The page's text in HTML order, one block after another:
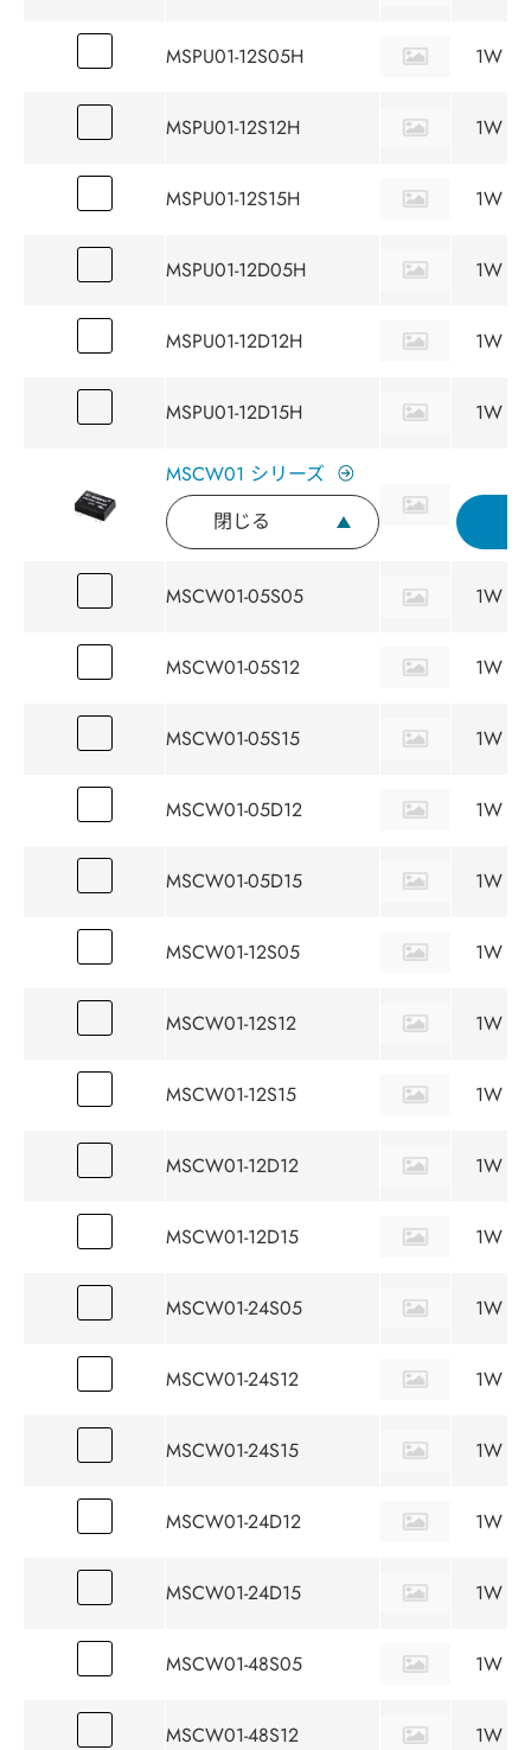
MSPU01-12S05H 1W
MSPU01-12S12H 1W
MSPU01-12S15H 1W
MSPU01-12D05H 1W
MSPU01-12D12H 1W
MSPU01-12D15H 1W
MSCW01 シリーズ
閉じる
MSCW01-05S05 1W
MSCW01-05S12 1W
MSCW01-05S15 1W
MSCW01-05D12 1W
MSCW01-05D15 1W
MSCW01-12S05 1W
MSCW01-12S12 1W
MSCW01-12S15 1W
MSCW01-12D12 1W
MSCW01-12D15 1W
MSCW01-24S05 1W
MSCW01-24S12 1W
MSCW01-24S15 1W
MSCW01-24D12 1W
MSCW01-24D15 1W
MSCW01-48S05 1W
MSCW01-48S12 1W